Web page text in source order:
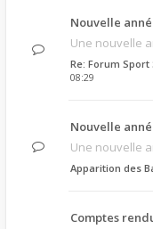
Nouvelle
Une nouvelle
Re: Forum
08:29
Nouvelle
Une nouvelle
Apparition des
Comptes